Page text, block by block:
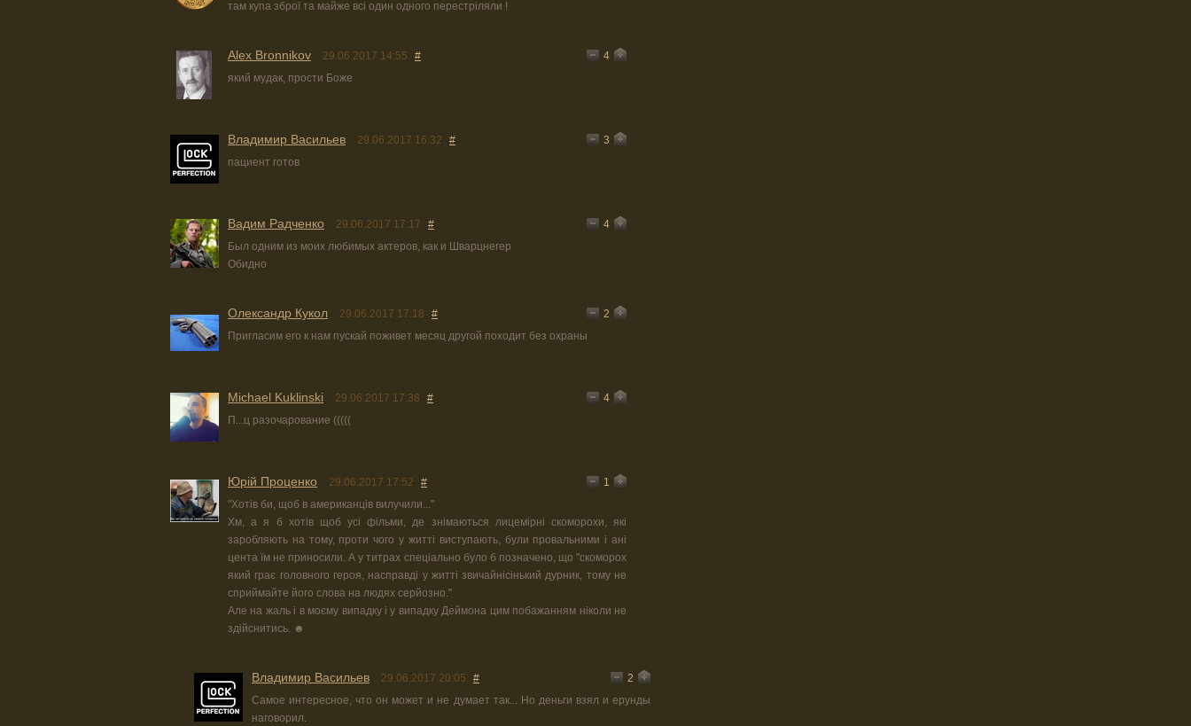
там купа зброї та майже всі один одного перестріляли !
Alex Bronnikov 29.06.2017 14:55 #
4
який мудак, прости Боже
Владимир Васильев 29.06.2017 16:32 #
3
пациент готов
Вадим Радченко 29.06.2017 17:17 #
4
Был одним из моих любимых актеров, как и Шварцнегер
Обидно
Олександр Кукол 29.06.2017 17:18 #
2
Пригласим его к нам пускай поживет месяц другой походит без охраны
Michael Kuklinski 29.06.2017 17:38 #
4
П...ц разочарование (((((
Юрiй Проценко 29.06.2017 17:52 #
1
"Хотів би, щоб в американців вилучили..."
Хм, а я б хотів щоб усі фільми, де знімаються лицемірні скоморохи, які
заробляють на тому, проти чого у житті виступають, були провальними і ані
цента їм не приносили. А у титрах спеціально було б позначено, що "скоморох
який грає головного героя, насправді у житті звичайнісінький дурник, тому не
сприймайте його слова на людях серйозно."
Але на жаль і в моєму випадку і у випадку Деймона цим побажанням ніколи не
здійснитись. ☻
Владимир Васильев 29.06.2017 20:05 #
2
Самое интересное, что он может и не думает так... Но деньги взял и ерунды
наговорил.